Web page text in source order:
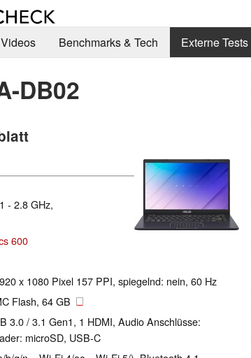
Videos Benchmarks & Tech Externe Tests
DB02
- 2.8 GHz,
600
x 1080 Pixel 157 PPI, spiegelnd: nein, 60 Hz
Flash, 64 GB
3.0 / 3.1 Gen1, 1 HDMI, Audio Anschlüsse:
microSD, USB-C